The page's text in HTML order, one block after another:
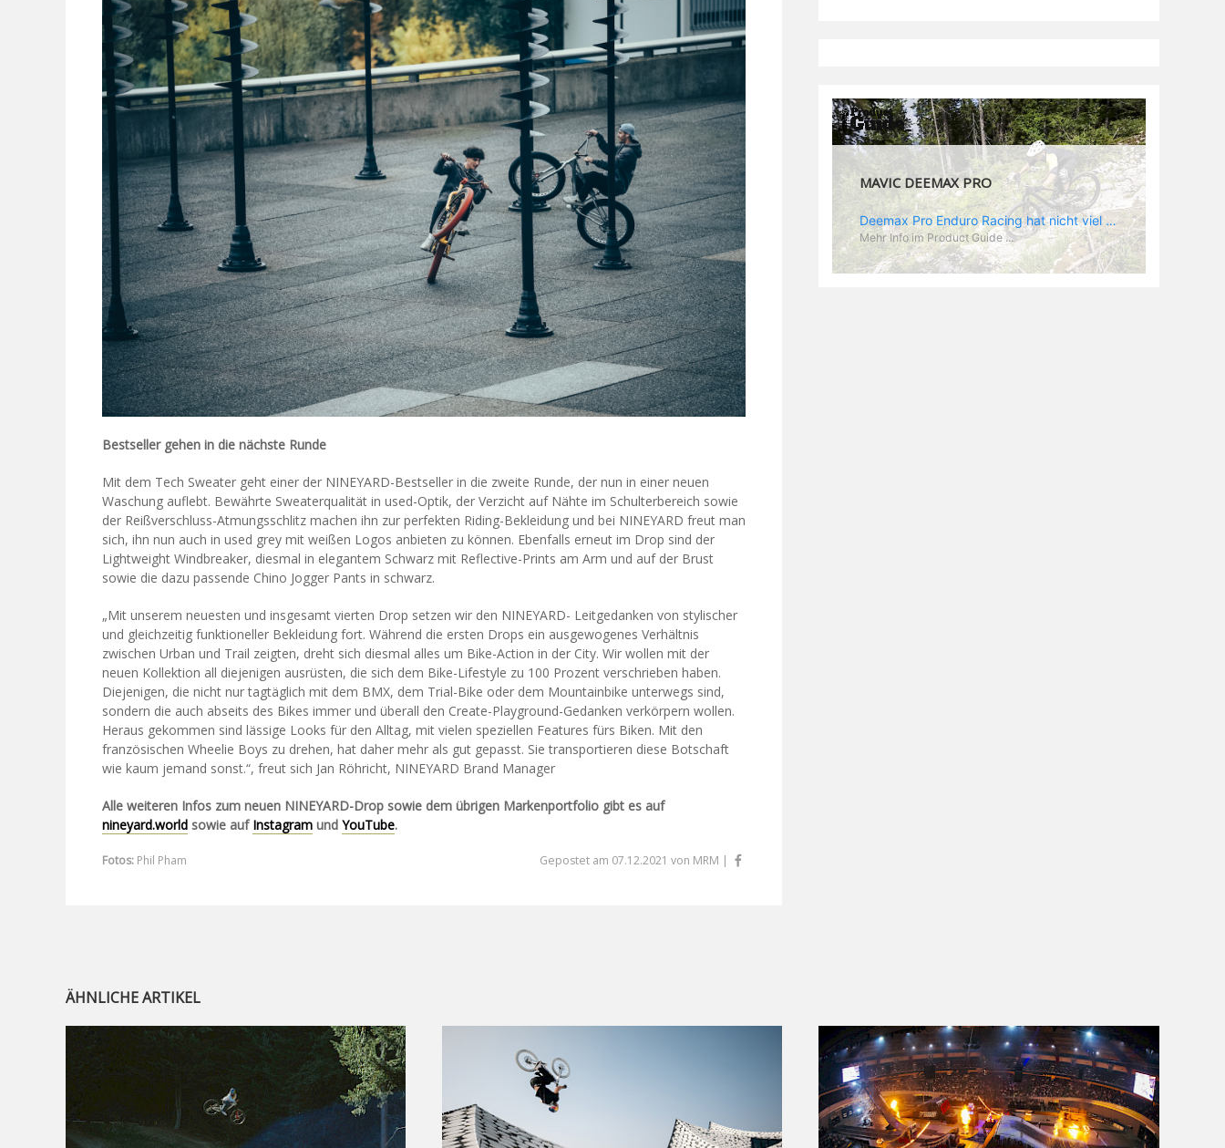
Bestseller gehen in die nächste Runde
Mit dem Tech Sweater geht einer der NINEYARD-Bestseller in die zweite Runde, der nun in einer neuen
Waschung auflebt. Bewährte Sweaterqualität in used-Optik, der Verzicht auf Nähte im Schulterbereich sowie
der Reißverschluss-Atmungsschlitz machen ihn zur perfekten Riding-Bekleidung und bei NINEYARD freut man
sich, ihn nun auch in used grey mit weißen Logos anbieten zu können. Ebenfalls erneut im Drop sind der
Lightweight Windbreaker, diesmal in elegantem Schwarz mit Reflective-Prints am Arm und auf der Brust
sowie die dazu passende Chino Jogger Pants in schwarz.
„Mit unserem neuesten und insgesamt vierten Drop setzen wir den NINEYARD- Leitgedanken von stylischer
und gleichzeitig funktioneller Bekleidung fort. Während die ersten Drops ein ausgewogenes Verhältnis
zwischen Urban und Trail zeigten, dreht sich diesmal alles um Bike-Action in der City. Wir wollen mit der
neuen Kollektion all diejenigen ausrüsten, die sich dem Bike-Lifestyle zu 100 Prozent verschrieben haben.
Diejenigen, die nicht nur tagtäglich mit dem BMX, dem Trial-Bike oder dem Mountainbike unterwegs sind,
sondern die auch abseits des Bikes immer und überall den Create-Playground-Gedanken verkörpern wollen.
Heraus gekommen sind lässige Looks für den Alltag, mit vielen speziellen Features fürs Biken. Mit den
französischen Wheelie Boys zu drehen, hat daher mehr als gut gepasst. Sie transportieren diese Botschaft
wie kaum jemand sonst.“, freut sich Jan Röhricht, NINEYARD Brand Manager
Alle weiteren Infos zum neuen NINEYARD-Drop sowie dem übrigen Markenportfolio gibt es auf
nineyard.world sowie auf Instagram und YouTube.
Fotos: Phil Pham Gepostet am 07.12.2021 von MRM |
MAVIC DEEMAX PRO
Deemax Pro Enduro Racing hat nicht viel mit der gemütlichen Trail Runde nach Feierabend zu tun. Im Racing zählt jede Sekunde und da wird hart geballert. Dementsprechend hoch sind die Belastungen und die Anforderungen an ein spezielles Enduro Laufrad. „Deemax“ als Grundlage ist ein guter Ausgangspunkt. Zusammen mit Sam Hill hat Mavic das „Deemax Pro“ entwickelt, das genau den Anforderungen gerecht wird, die es bedarf, um ein EWS Rennen zu gewinnen (dass es wirklich funktioniert hat Sam ja bereits bewiesen). Was also zeichnet den neuen Laufradsatz aus? - optimales Verhältnis aus Gewicht und Stabilität - neue „Zycral“ Speichen aus einer speziellen Legierung, die besonders gutes „Feedback“ gibt - „Fore Drill“: dieser Begriff steht für Mavics Nippel: die besitzen einen größeren Durchmesser, als normal und die Gewinde in der Speiche werden von innen gebohrt, was der Felgenstruktur eine höhere Stabilität verleihen soll. Das Ergebnis: eine leichtere Felge, die Kräfte besser aufnehmen und absorbieren kann - speziell angepasste Felgenbreite. Im Enduroeinsatz kommen hinten meist Reifen zum Einsatz, die auf gutes Rollen optimiert sind während vorn die griffigeren Profile montiert werden. Demzufolge spart Mavic am Hinterrad Material und Gewicht, indem man eine 25 mm Felge verbaut während vorn, wie am DH Laufrad, eine 28 mm Felge zum Einsatz kommt. „Race Tundes Rim Width“ nennt Mavic das. - natürlich sind auch die „Deemax Pro“ UST, also perfekt für den Tubeless Einsatz geeignet.
Mehr Info im Product Guide ...
ÄHNLICHE ARTIKEL